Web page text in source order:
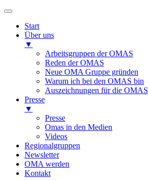
Start
Über uns
▼
Arbeitsgruppen der OMAS
Reden der OMAS
Neue OMA Gruppe gründen
Warum ich bei den OMAS bin
Auszeichnungen für die OMAS
Presse
▼
Presse
Omas in den Medien
Videos
Regionalgruppen
Newsletter
OMA werden
Kontakt